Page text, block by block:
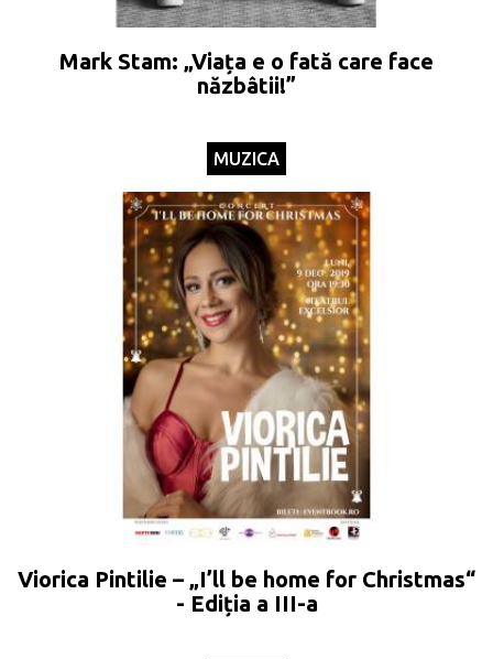
Mark Stam: „Viața e o fată care face
năzbâtii!”
MUZICA
Viorica Pintilie – „I’ll be home for Christmas“
- Ediția a III-a